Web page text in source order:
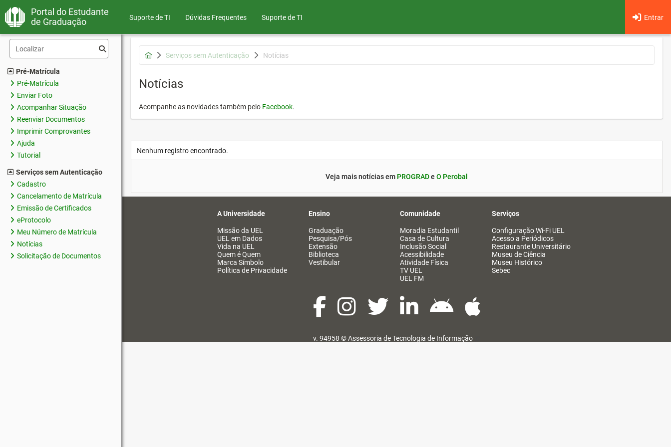
Portal do Estudante
de Graduação
Suporte de TI Dúvidas Frequentes Entrar
Suporte de TI
Pré-Matrícula
Pré-Matrícula
Enviar Foto
Acompanhar Situação
Reenviar Documentos
Imprimir Comprovantes
Ajuda
Tutorial
Serviços sem Autenticação
Cadastro
Cancelamento de Matrícula
Emissão de Certificados
eProtocolo
Meu Número de Matrícula
Notícias
Solicitação de Documentos
Serviços sem Autenticação Notícias
Notícias
Acompanhe as novidades também pelo Facebook.
Nenhum registro encontrado.
Veja mais notícias em PROGRADe O Perobal
A Universidade
Missão da UEL
UEL em Dados
Vida na UEL
Quem é Quem
Marca Símbolo
Política de Privacidade
Ensino
Graduação
Pesquisa/Pós
Extensão
Biblioteca
Vestibular
Comunidade
Moradia Estudantil
Casa de Cultura
Inclusão Social
Acessibilidade
Atividade Física
TV UEL
UEL FM
Serviços
Configuração Wi-Fi UEL
Acesso a Periódicos
Restaurante Universitário
Museu de Ciência
Museu Histórico
Sebec
v. 94958 ©Assessoria de Tecnologia de Informação